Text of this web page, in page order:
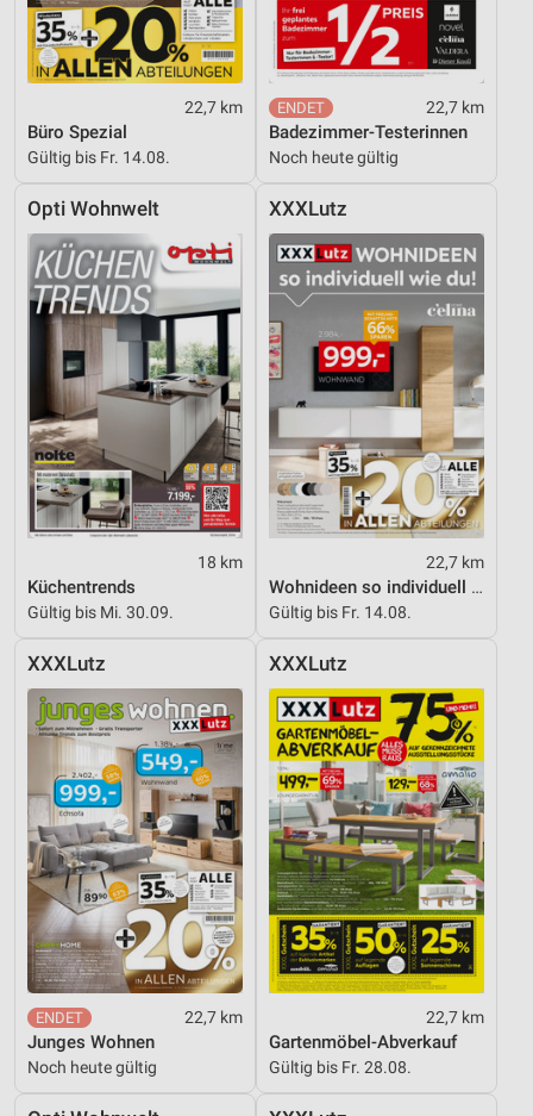
22,7 km
Büro Spezial
Gültig bis Fr. 14.08.
22,7 km
Badezimmer-Testerinnen
Noch heute gültig
Opti Wohnwelt
18 km
Küchentrends
Gültig bis Mi. 30.09.
XXXLutz
22,7 km
Wohnideen so individuell wie du!
Gültig bis Fr. 14.08.
XXXLutz
22,7 km
Junges Wohnen
Noch heute gültig
XXXLutz
22,7 km
Gartenmöbel-Abverkauf
Gültig bis Fr. 28.08.